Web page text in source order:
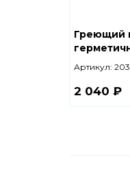
Греющий
В ТРУБУ
Артикул:
2 040 ₽